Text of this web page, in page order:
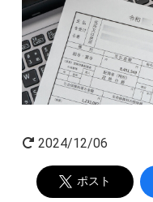
2024/12/06
ポスト